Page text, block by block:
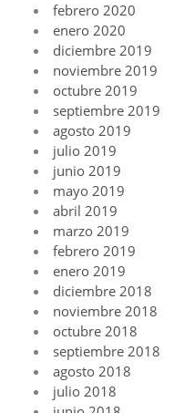
febrero 2020
enero 2020
diciembre 2019
noviembre 2019
octubre 2019
septiembre 2019
agosto 2019
julio 2019
junio 2019
mayo 2019
abril 2019
marzo 2019
febrero 2019
enero 2019
diciembre 2018
noviembre 2018
octubre 2018
septiembre 2018
agosto 2018
julio 2018